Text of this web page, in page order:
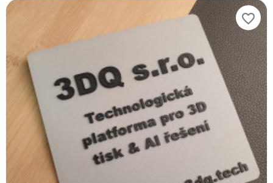
favorite_border